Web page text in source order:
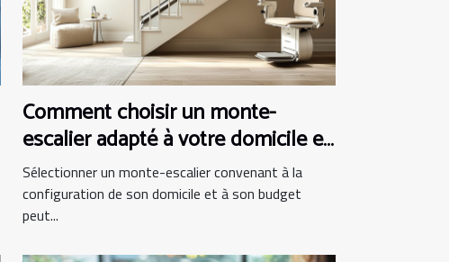
Comment choisir un monte-
escalier adapté à votre domicile et
budget
Sélectionner un monte-escalier convenant à la
configuration de son domicile et à son budget
peut...